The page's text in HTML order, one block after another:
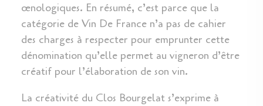
œnologiques. En résumé, c’est parce que la
catégorie de Vin De France n’a pas de cahier
des charges à respecter pour emprunter cette
dénomination qu’elle permet au vigneron d’être
créatif pour l’élaboration de son vin.
La créativité du Clos Bourgelat s’exprime à